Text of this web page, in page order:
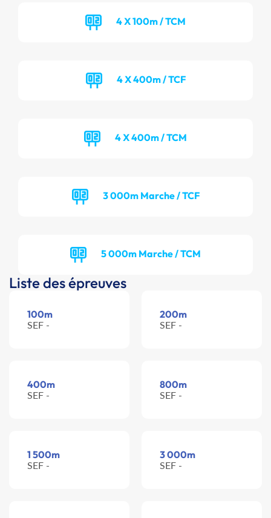
4 X 100m / TCM
4 X 400m / TCF
4 X 400m / TCM
3 000m Marche / TCF
5 000m Marche / TCM
Liste des épreuves
100m
SEF -
200m
SEF -
400m
SEF -
800m
SEF -
1 500m
SEF -
3 000m
SEF -